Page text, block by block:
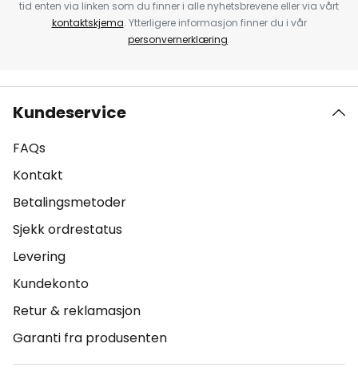
tid enten via linken som du finner i alle nyhetsbrevene eller via vårt
kontaktskjema. Ytterligere informasjon finner du i vår
personvernerklæring.
Kundeservice
FAQs
Kontakt
Betalingsmetoder
Sjekk ordrestatus
Levering
Kundekonto
Retur & reklamasjon
Garanti fra produsenten